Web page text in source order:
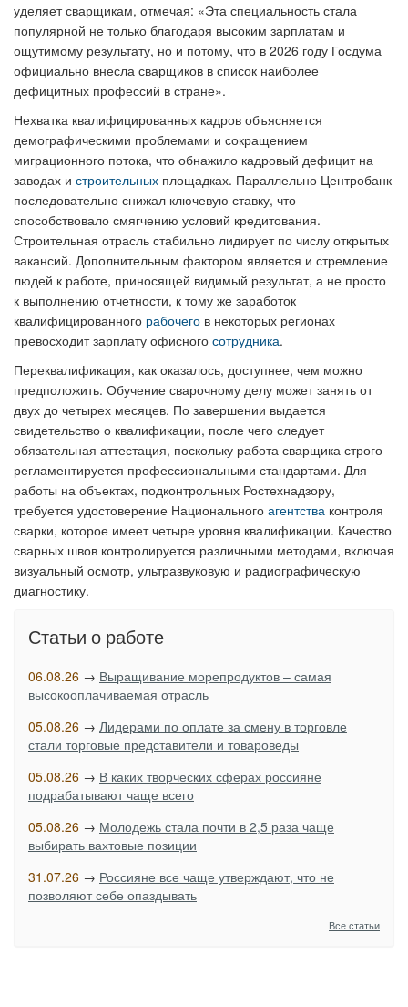
уделяет сварщикам, отмечая: «Эта специальность стала
популярной не только благодаря высоким зарплатам и
ощутимому результату, но и потому, что в 2026 году Госдума
официально внесла сварщиков в список наиболее
дефицитных профессий в стране».
Нехватка квалифицированных кадров объясняется
демографическими проблемами и сокращением
миграционного потока, что обнажило кадровый дефицит на
заводах и строительных площадках. Параллельно Центробанк
последовательно снижал ключевую ставку, что
способствовало смягчению условий кредитования.
Строительная отрасль стабильно лидирует по числу открытых
вакансий. Дополнительным фактором является и стремление
людей к работе, приносящей видимый результат, а не просто
к выполнению отчетности, к тому же заработок
квалифицированного рабочего в некоторых регионах
превосходит зарплату офисного сотрудника.
Переквалификация, как оказалось, доступнее, чем можно
предположить. Обучение сварочному делу может занять от
двух до четырех месяцев. По завершении выдается
свидетельство о квалификации, после чего следует
обязательная аттестация, поскольку работа сварщика строго
регламентируется профессиональными стандартами. Для
работы на объектах, подконтрольных Ростехнадзору,
требуется удостоверение Национального агентства контроля
сварки, которое имеет четыре уровня квалификации. Качество
сварных швов контролируется различными методами, включая
визуальный осмотр, ультразвуковую и радиографическую
диагностику.
Статьи о работе
06.08.26 → Выращивание морепродуктов – самая
высокооплачиваемая отрасль
05.08.26 → Лидерами по оплате за смену в торговле
стали торговые представители и товароведы
05.08.26 → В каких творческих сферах россияне
подрабатывают чаще всего
05.08.26 → Молодежь стала почти в 2,5 раза чаще
выбирать вахтовые позиции
31.07.26 → Россияне все чаще утверждают, что не
позволяют себе опаздывать
Все статьи